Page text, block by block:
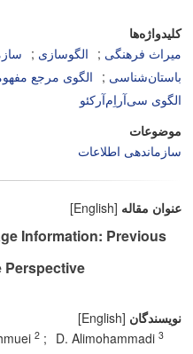
کلیدواژه‌ها
میراث فرهنگی
الگو‌سازی
باستان‌شناسی
الگوی مرجع
الگوی سی‌‌‌‌آر‌‌‌اِم‌آرکئو
موضوعات
سازماندهی اطلاعات
عنوان مقاله [English]
Information: Previous
Perspective
نویسندگان [English]
2 D. Alimohammadi 3